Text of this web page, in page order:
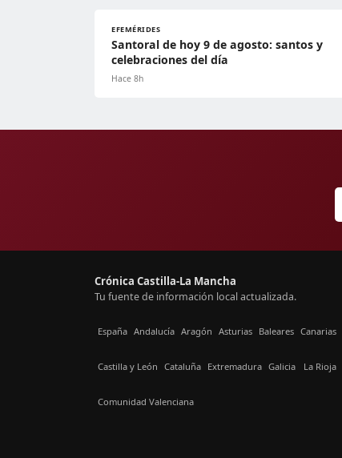
EFEMÉRIDES
Santoral de hoy 9 de agosto: santos y
celebraciones del día
Hace 8h
Crónica Castilla-La Mancha
Tu fuente de información local actualizada.
España Andalucía Aragón Asturias Baleares Canarias
Castilla y León Cataluña Extremadura Galicia La Rioja
Comunidad Valenciana